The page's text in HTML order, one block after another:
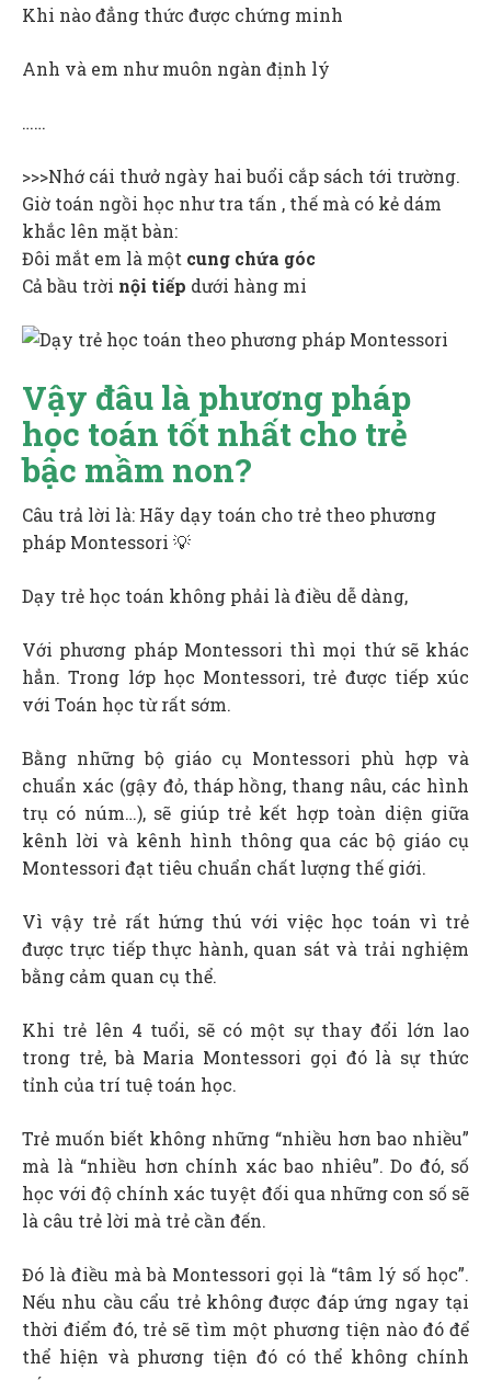
Khi nào đẳng thức được chứng minh
Anh và em như muôn ngàn định lý
……
>>>Nhớ cái thưở ngày hai buổi cắp sách tới trường.
Giờ toán ngồi học như tra tấn , thế mà có kẻ dám
khắc lên mặt bàn:
Đôi mắt em là một cung chứa góc
Cả bầu trời nội tiếp dưới hàng mi
Vậy đâu là phương pháp
học toán tốt nhất cho trẻ
bậc mầm non?
Câu trả lời là: Hãy dạy toán cho trẻ theo phương
pháp Montessori 💡
Dạy trẻ học toán không phải là điều dễ dàng,
Với phương pháp Montessori thì mọi thứ sẽ khác
hẳn. Trong lớp học Montessori, trẻ được tiếp xúc
với Toán học từ rất sớm.
Bằng những bộ giáo cụ Montessori phù hợp và
chuẩn xác (gậy đỏ, tháp hồng, thang nâu, các hình
trụ có núm…), sẽ giúp trẻ kết hợp toàn diện giữa
kênh lời và kênh hình thông qua các bộ giáo cụ
Montessori đạt tiêu chuẩn chất lượng thế giới.
Vì vậy trẻ rất hứng thú với việc học toán vì trẻ
được trực tiếp thực hành, quan sát và trải nghiệm
bằng cảm quan cụ thể.
Khi trẻ lên 4 tuổi, sẽ có một sự thay đổi lớn lao
trong trẻ, bà Maria Montessori gọi đó là sự thức
tỉnh của trí tuệ toán học.
Trẻ muốn biết không những “nhiều hơn bao nhiều”
mà là “nhiều hơn chính xác bao nhiêu”. Do đó, số
học với độ chính xác tuyệt đối qua những con số sẽ
là câu trẻ lời mà trẻ cần đến.
Đó là điều mà bà Montessori gọi là “tâm lý số học”.
Nếu nhu cầu cẩu trẻ không được đáp ứng ngay tại
thời điểm đó, trẻ sẽ tìm một phương tiện nào đó để
thể hiện và phương tiện đó có thể không chính